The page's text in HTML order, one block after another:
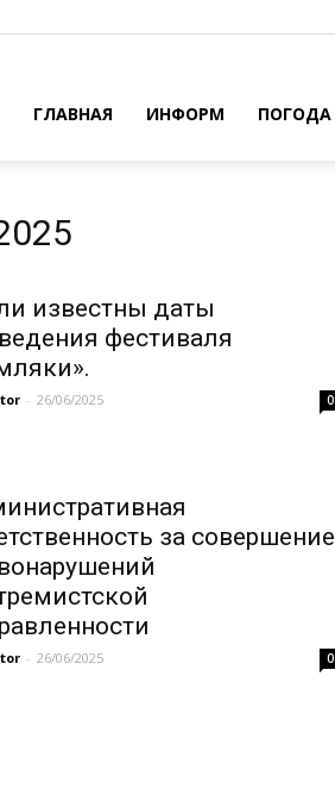
ГЛАВНАЯ ИНФОРМ ПОГОДА
известны даты
фестиваля
- 26/06/2025 0
за совершение
- 26/06/2025 0